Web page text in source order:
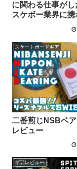
に関わる仕事がし
スケボー業界に携
がどんな業種があ
スケートボードギア
二番煎じNSBベ
レビュー
ギアレビュー